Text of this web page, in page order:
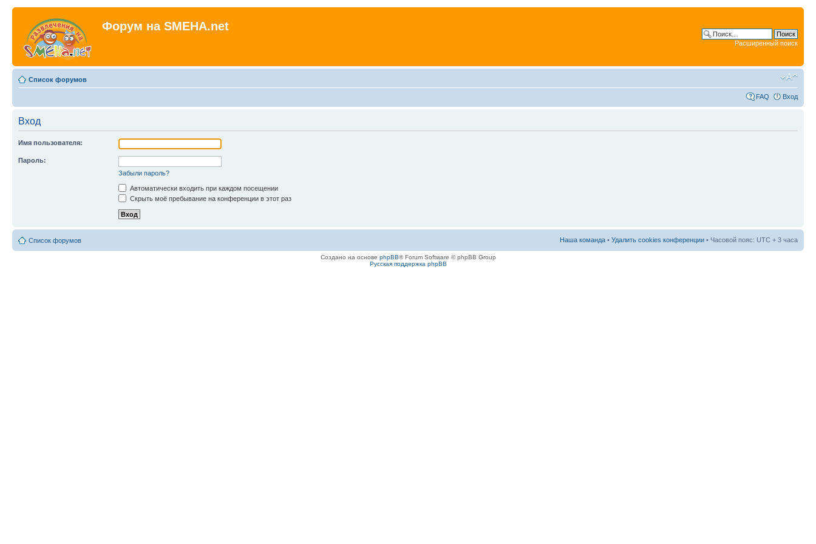
Форум на SMEHA.net
Расширенный поиск
Список форумов
FAQ Вход
Вход
Имя пользователя:
Пароль:
Забыли пароль?
Автоматически входить при каждом посещении
Скрыть моё пребывание на конференции в этот раз
Список форумов Наша команда • Удалить cookies конференции • Часовой пояс: UTC + 3 часа
Создано на основе phpBB® Forum Software © phpBB Group
Русская поддержка phpBB